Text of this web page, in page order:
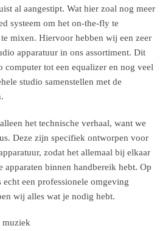
al aangestipt. Wat hier zoal nog meer
systeem om het on-the-fly te
mixen. Hiervoor hebben wij een zeer
apparatuur in ons assortiment. Dit
computer tot een equalizer en nog veel
studio samenstellen met de
het technische verhaal, want we
Deze zijn specifiek ontworpen voor
zodat het allemaal bij elkaar
apparaten binnen handbereik hebt. Op
een professionele omgeving
wij alles wat je nodig hebt.
muziek